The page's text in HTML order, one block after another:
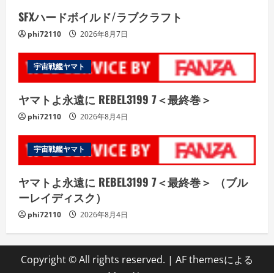
SFXハードボイルド/ラブクラフト
phi72110 2026年8月7日
宇宙戦艦ヤマト
ヤマトよ永遠に REBEL3199 7＜最終巻＞
phi72110 2026年8月4日
宇宙戦艦ヤマト
ヤマトよ永遠に REBEL3199 7＜最終巻＞ （ブル
ーレイディスク）
phi72110 2026年8月4日
Copyright © All rights reserved. | AF themesによる